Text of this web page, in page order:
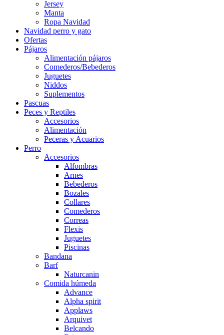
Jersey
Manta
Ropa Navidad
Navidad perro y gato
Ofertas
Pájaros
Alimentación pájaros
Comederos/Bebederos
Juguetes
Niddos
Suplementos
Pascuas
Peces y Reptiles
Accesorios
Alimentación
Peceras y Acuarios
Perro
Accesorios
Alfombras
Arnes
Bebederos
Bozales
Collares
Comederos
Correas
Flexis
Juguetes
Piscinas
Bandana
Barf
Naturcanin
Comida húmeda
Advance
Alpha spirit
Applaws
Arquivet
Belcando